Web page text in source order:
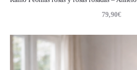
79,90€